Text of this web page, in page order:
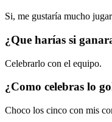
Si, me gustaría mucho
¿Que harías si
Celebrarlo con el equipo.
¿Como celebras lo
Choco los cinco con mis